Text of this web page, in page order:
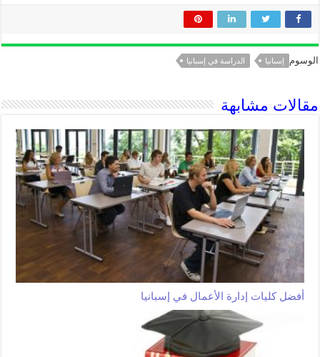
الوسوم إسبانيا الدراسة في إسبانيا
مقالات مشابهة
أفضل كليات إدارة الأعمال في إسبانيا